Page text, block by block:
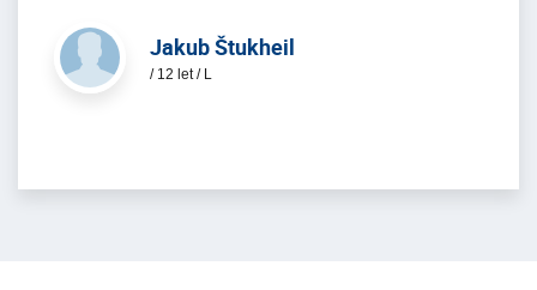
Jakub Štukheil
/ 12 let / L